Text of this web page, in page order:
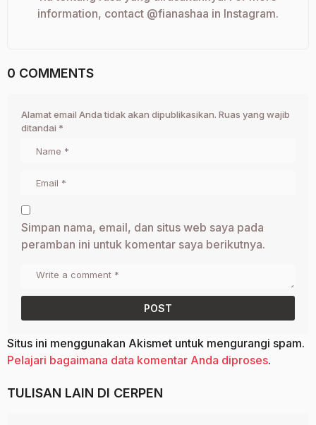
information, contact @fianashaa in Instagram.
0 COMMENTS
Alamat email Anda tidak akan dipublikasikan. Ruas yang wajib
ditandai *
Simpan nama, email, dan situs web saya pada
peramban ini untuk komentar saya berikutnya.
Situs ini menggunakan Akismet untuk mengurangi spam.
Pelajari bagaimana data komentar Anda diproses.
TULISAN LAIN DI CERPEN